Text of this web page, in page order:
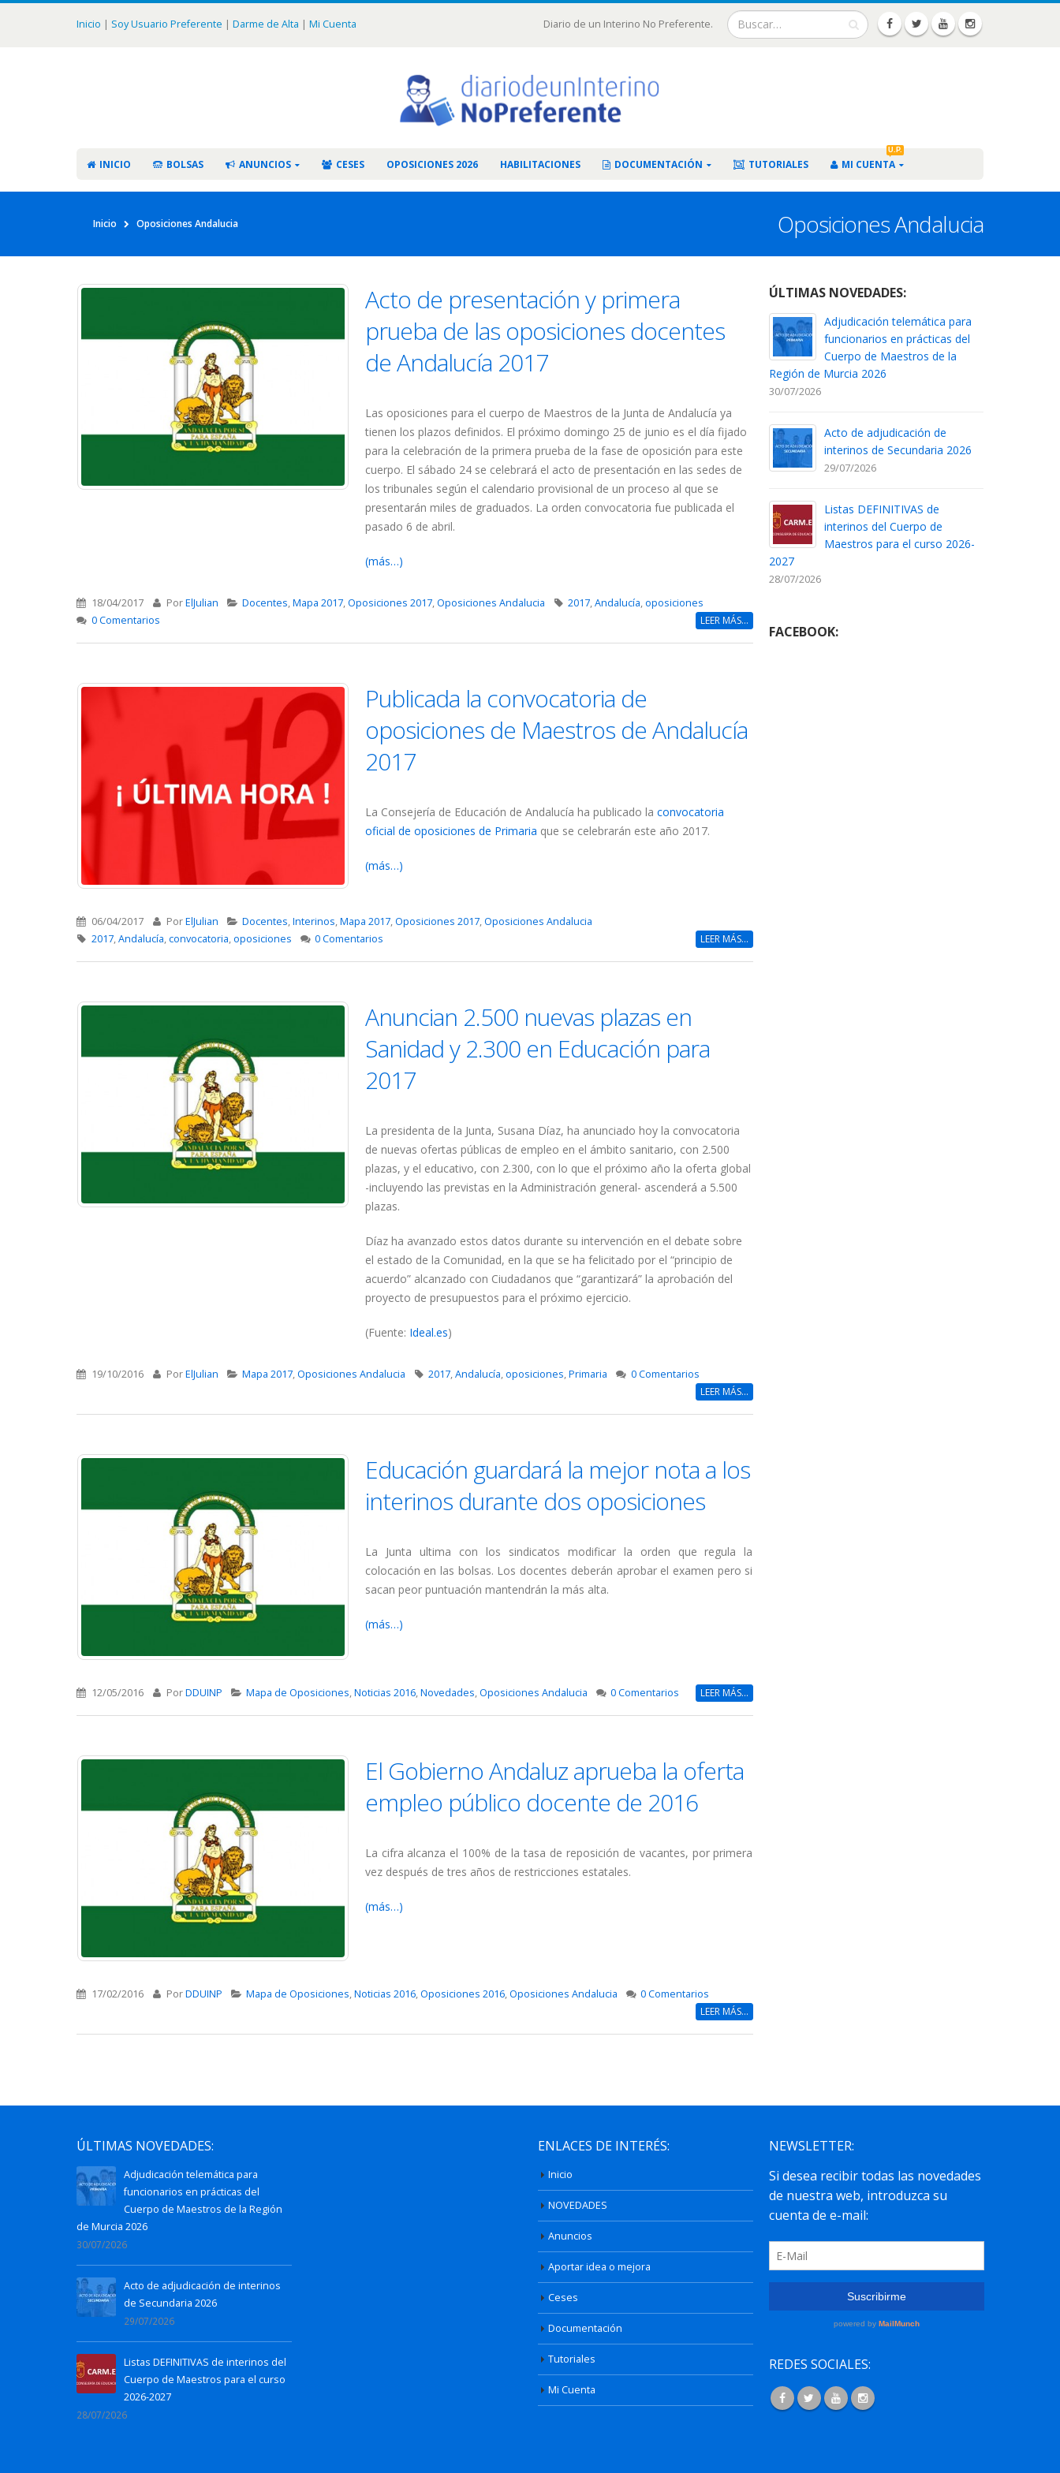
Inicio | Soy Usuario Preferente | Darme de Alta | Mi Cuenta Diario de un Interino No Preferente.
INICIO BOLSAS ANUNCIOS CESES OPOSICIONES 2026 HABILITACIONES DOCUMENTACIÓN TUTORIALES MI CUENTA
U.P.
Oposiciones Andalucia
Inicio Oposiciones Andalucia
Acto de presentación y primera
prueba de las oposiciones docentes
de Andalucía 2017
Las oposiciones para el cuerpo de Maestros de la Junta de Andalucía ya
tienen los plazos definidos. El próximo domingo 25 de junio es el día fijado
para la celebración de la primera prueba de la fase de oposición para este
cuerpo. El sábado 24 se celebrará el acto de presentación en las sedes de
los tribunales según el calendario provisional de un proceso al que se
presentarán miles de graduados. La orden convocatoria fue publicada el
pasado 6 de abril.
(más…)
18/04/2017 PorElJulian Docentes,Mapa 2017,Oposiciones 2017,Oposiciones Andalucia 2017,Andalucía,oposiciones
0 Comentarios
LEER MÁS...
Publicada la convocatoria de
oposiciones de Maestros de Andalucía
2017
La Consejería de Educación de Andalucía ha publicado la convocatoria
oficial de oposiciones de Primaria que se celebrarán este año 2017.
(más…)
06/04/2017 PorElJulian Docentes,Interinos,Mapa 2017,Oposiciones 2017,Oposiciones Andalucia
2017,Andalucía,convocatoria,oposiciones 0 Comentarios LEER MÁS...
Anuncian 2.500 nuevas plazas en
Sanidad y 2.300 en Educación para
2017
La presidenta de la Junta, Susana Díaz, ha anunciado hoy la convocatoria
de nuevas ofertas públicas de empleo en el ámbito sanitario, con 2.500
plazas, y el educativo, con 2.300, con lo que el próximo año la oferta global
-incluyendo las previstas en la Administración general- ascenderá a 5.500
plazas.
Díaz ha avanzado estos datos durante su intervención en el debate sobre
el estado de la Comunidad, en la que se ha felicitado por el “principio de
acuerdo” alcanzado con Ciudadanos que “garantizará” la aprobación del
proyecto de presupuestos para el próximo ejercicio.
(Fuente: Ideal.es)
19/10/2016 PorElJulian Mapa 2017,Oposiciones Andalucia 2017,Andalucía,oposiciones,Primaria
0 Comentarios
LEER MÁS...
Educación guardará la mejor nota a los
interinos durante dos oposiciones
La Junta ultima con los sindicatos modificar la orden que regula la
colocación en las bolsas. Los docentes deberán aprobar el examen pero si
sacan peor puntuación mantendrán la más alta.
(más…)
12/05/2016 PorDDUINP Mapa de Oposiciones,Noticias 2016,Novedades,Oposiciones Andalucia 0 Comentarios LEER MÁS...
El Gobierno Andaluz aprueba la oferta
empleo público docente de 2016
La cifra alcanza el 100% de la tasa de reposición de vacantes, por primera
vez después de tres años de restricciones estatales.
(más…)
17/02/2016 PorDDUINP Mapa de Oposiciones,Noticias 2016,Oposiciones 2016,Oposiciones Andalucia
0 Comentarios
LEER MÁS...
ÚLTIMAS NOVEDADES:
Adjudicación telemática para
funcionarios en prácticas del
Cuerpo de Maestros de la
Región de Murcia 2026
30/07/2026
Acto de adjudicación de
interinos de Secundaria 2026
29/07/2026
Listas DEFINITIVAS de
interinos del Cuerpo de
Maestros para el curso 2026-
2027
28/07/2026
FACEBOOK:
ÚLTIMAS NOVEDADES:
Adjudicación telemática para
funcionarios en prácticas del
Cuerpo de Maestros de la Región
de Murcia 2026
30/07/2026
Acto de adjudicación de interinos
de Secundaria 2026
29/07/2026
Listas DEFINITIVAS de interinos del
Cuerpo de Maestros para el curso
2026-2027
28/07/2026
ENLACES DE INTERÉS:
Inicio
NOVEDADES
Anuncios
Aportar idea o mejora
Ceses
Documentación
Tutoriales
Mi Cuenta
NEWSLETTER:
REDES SOCIALES: